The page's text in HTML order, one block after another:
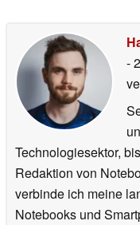
-
Technologiesektor,
Redaktion von
verbinde ich meine
Notebooks und